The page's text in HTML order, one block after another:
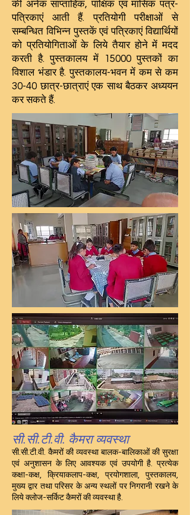
की अनेक साप्ताहिक, पाक्षिक एवं मासिक पत्र-
पत्रिकाएं आती हैं. प्रतियोगी परीक्षाओं से
सम्बन्धित विभिन्न पुस्तकें एवं पत्रिकाएं विद्यार्थियों
को प्रतियोगिताओं के लिये तैयार होने में मदद
करती है. पुस्तकालय में 15000 पुस्तकों का
विशाल भंडार है. पुस्तकालय-भवन में कम से कम
30-40 छात्र-छात्राएं एक साथ बैठकर अध्ययन
कर सकते हैं.
सी.सी.टी.वी. कैमरा व्यवस्था
सी.सी.टी.वी. कैमरों की व्यवस्था बालक-बालिकाओं की सुरक्षा
एवं अनुशासन के लिए आवश्यक एवं उपयोगी है. प्रत्येक
कक्षा-कक्ष, क्रियाकलाप-कक्ष, प्रयोगशाला, पुस्तकालय,
मुख्य द्वार तथा परिसर के अन्य स्थलों पर निगरानी रखने के
लिये क्लोज-सर्किट कैमरों की व्यवस्था है.